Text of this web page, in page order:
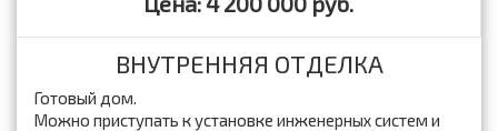
ВНУТРЕННЯЯ ОТДЕЛКА
Готовый дом.
Можно приступать к установке инженерных систем и